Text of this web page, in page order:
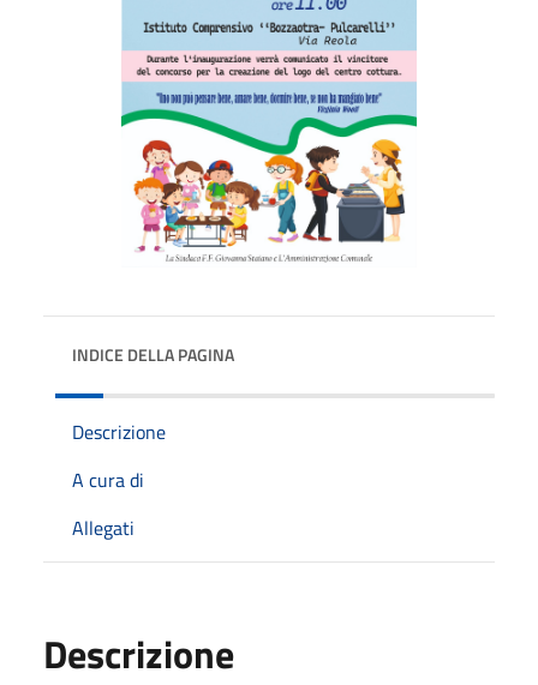
INDICE DELLA PAGINA
Descrizione
A cura di
Allegati
Descrizione